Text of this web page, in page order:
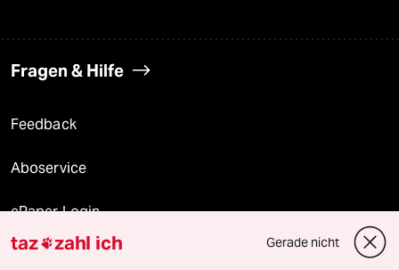
Fragen & Hilfe
Feedback
Aboservice
ePaper Login
Downloads für Abonnierende
taz zahl ich Gerade nicht